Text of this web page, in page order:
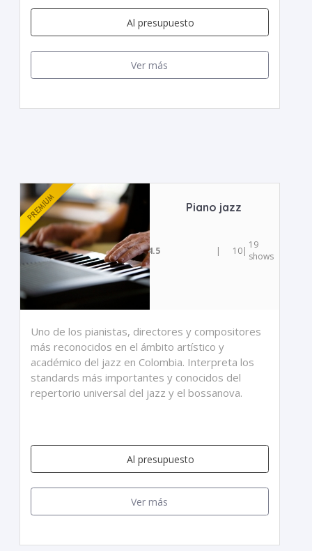
Al presupuesto
Ver más
Piano jazz
4.5 | 10| 19
shows
Uno de los pianistas, directores y compositores
más reconocidos en el ámbito artístico y
académico del jazz en Colombia. Interpreta los
standards más importantes y conocidos del
repertorio universal del jazz y el bossanova.
Al presupuesto
Ver más